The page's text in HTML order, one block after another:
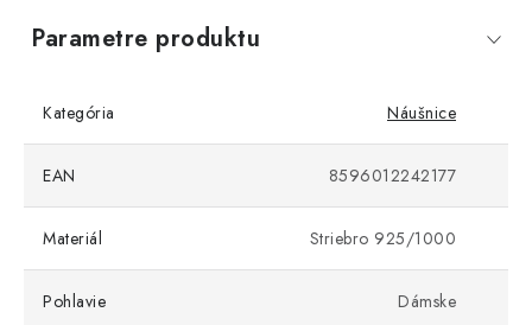
Parametre produktu
Kategória Náušnice
EAN 8596012242177
Materiál Striebro 925/1000
Pohlavie Dámske